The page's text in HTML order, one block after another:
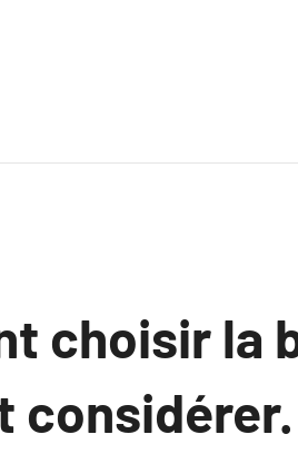
choisir la
considérer.